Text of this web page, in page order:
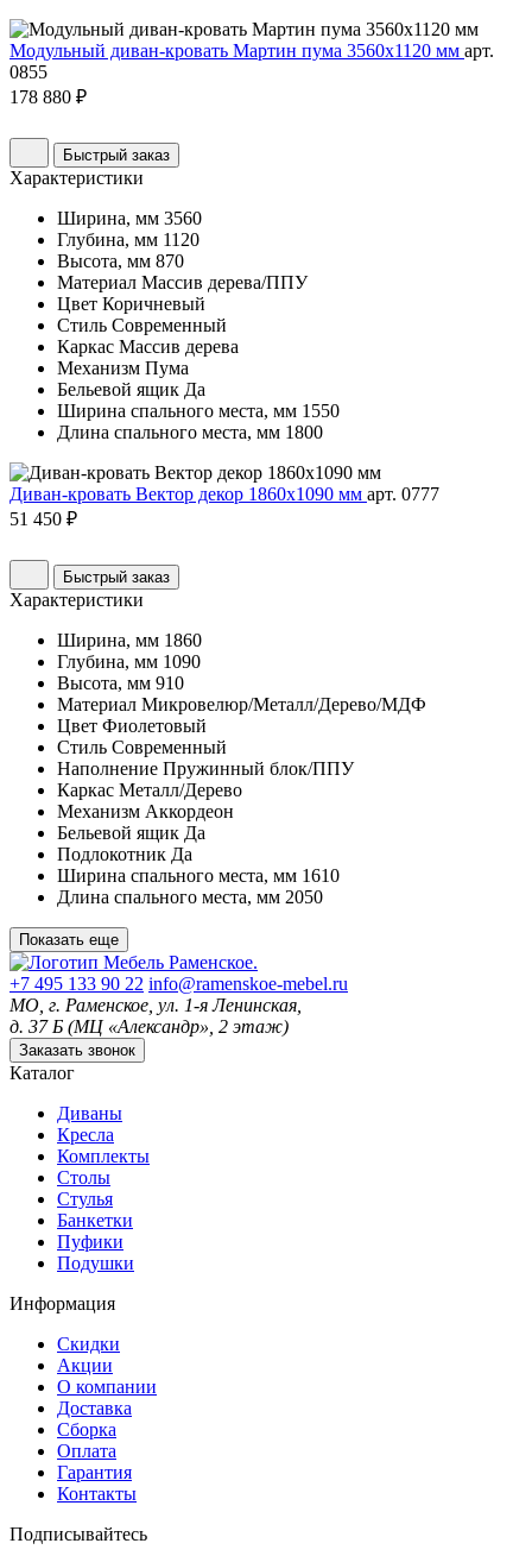
Модульный диван-кровать Мартин пума 3560х1120 мм арт.
0855
178 880 ₽
Быстрый заказ
Характеристики
Ширина, мм 3560
Глубина, мм 1120
Высота, мм 870
Материал Массив дерева/ППУ
Цвет Коричневый
Стиль Современный
Каркас Массив дерева
Механизм Пума
Бельевой ящик Да
Ширина спального места, мм 1550
Длина спального места, мм 1800
Диван-кровать Вектор декор 1860х1090 мм арт. 0777
51 450 ₽
Быстрый заказ
Характеристики
Ширина, мм 1860
Глубина, мм 1090
Высота, мм 910
Материал Микровелюр/Металл/Дерево/МДФ
Цвет Фиолетовый
Стиль Современный
Наполнение Пружинный блок/ППУ
Каркас Металл/Дерево
Механизм Аккордеон
Бельевой ящик Да
Подлокотник Да
Ширина спального места, мм 1610
Длина спального места, мм 2050
Показать еще
+7 495 133 90 22 info@ramenskoe-mebel.ru
МО, г. Раменское, ул. 1-я Ленинская,
д. 37 Б (МЦ «Александр», 2 этаж)
Заказать звонок
Каталог
Диваны
Кресла
Комплекты
Столы
Стулья
Банкетки
Пуфики
Подушки
Информация
Скидки
Акции
О компании
Доставка
Сборка
Оплата
Гарантия
Контакты
Подписывайтесь